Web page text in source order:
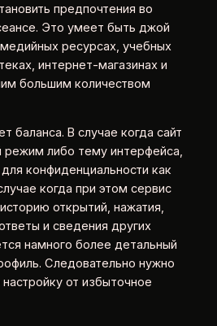
предпочтения во
Это умеет быть джой
ресурсах, учебных
интернет-магазинах и
большим количеством
баланса. В случае когда сайт
режим либо тему интерфейса,
конфиденциальности как
когда при этом сервис
открытий, нажатия,
и сведения других
намного более детальный
Следовательно нужно
от избыточное